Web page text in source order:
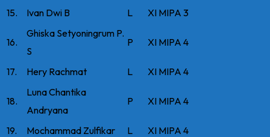
15. Ivan Dwi B L XI MIPA 3
16.
Ghiska Setyoningrum P.
S
P XI MIPA 4
17. Hery Rachmat L XI MIPA 4
18.
Luna Chantika
Andryana
P XI MIPA 4
19. Mochammad Zulfikar L
XI MIPA 4